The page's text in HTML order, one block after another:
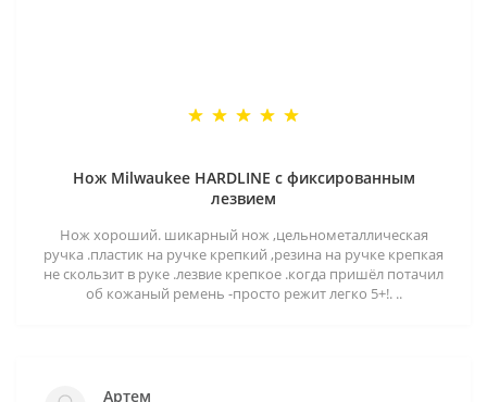
Нож Milwaukee HARDLINE с фиксированным
лезвием
Нож хороший. шикарный нож ,цельнометаллическая
ручка .пластик на ручке крепкий ,резина на ручке крепкая
не скользит в руке .лезвие крепкое .когда пришёл потачил
об кожаный ремень -просто режит легко 5+!. ..
Артем